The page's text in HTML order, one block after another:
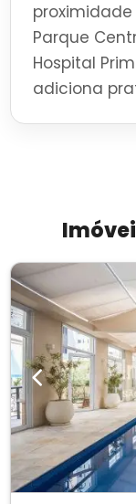
Parque
Hospital
adiciona
Previous